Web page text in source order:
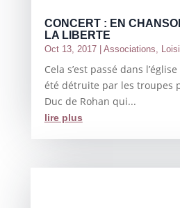
CONCERT : EN
LA LIBERTE
Oct 13, 2017| Associations,
Cela s’est passé dans
été détruite par les troupes
Duc de Rohan qui...
lire plus